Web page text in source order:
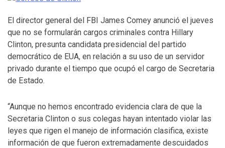
El director general del FBI James Comey anunció el jueves
que no se formularán cargos criminales contra Hillary
Clinton, presunta candidata presidencial del partido
democrático de EUA, en relación a su uso de un servidor
privado durante el tiempo que ocupó el cargo de Secretaria
de Estado.
“Aunque no hemos encontrado evidencia clara de que la
Secretaria Clinton o sus colegas hayan intentado violar las
leyes que rigen el manejo de información clasifica, existe
información de que fueron extremadamente descuidados